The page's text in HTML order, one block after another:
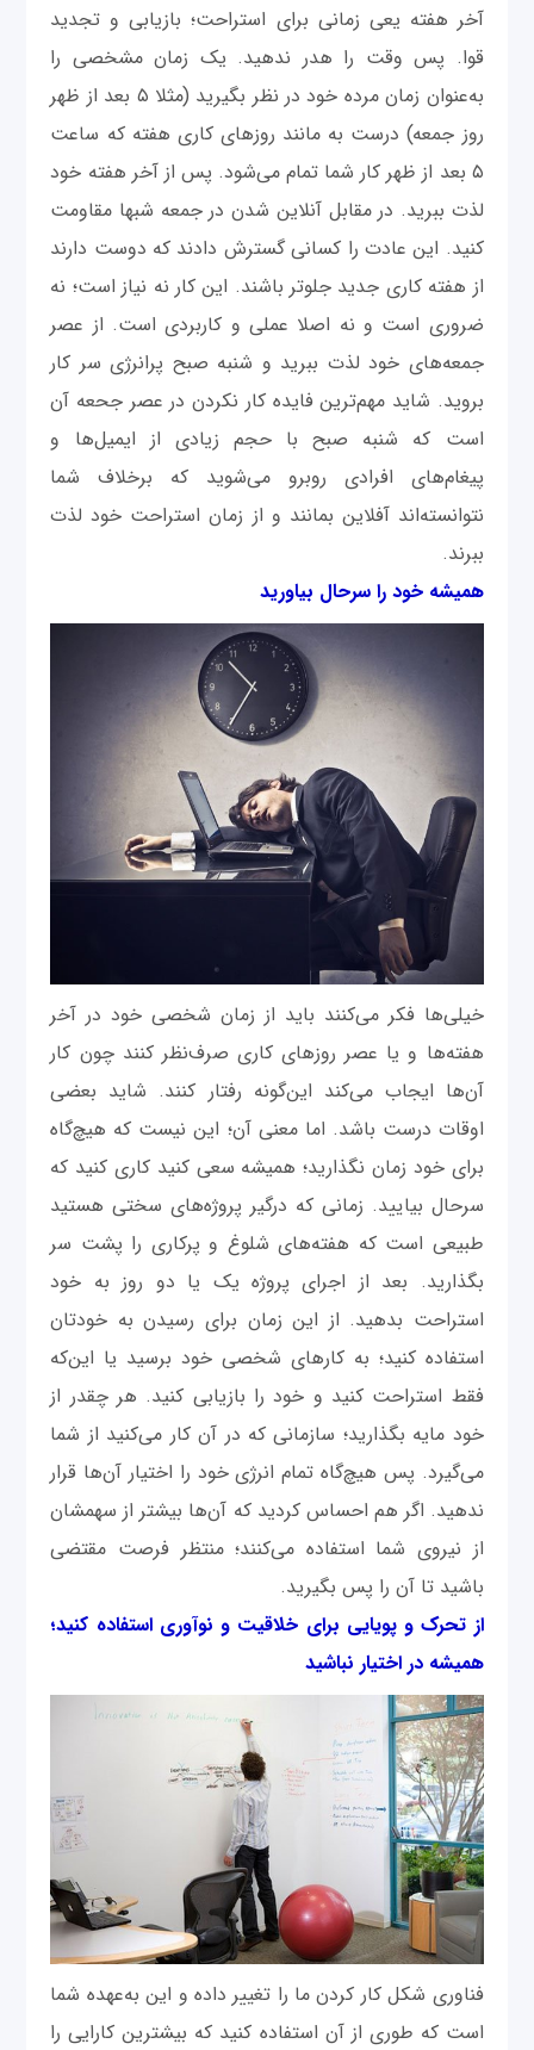
آخر هفته یعی زمانی برای استراحت؛ بازیابی و تجدید
قوا. پس وقت را هدر ندهید. یک زمان مشخصی را
به‌عنوان زمان مرده خود در نظر بگیرید (مثلا ۵ بعد از ظهر
روز جمعه) درست به مانند روزهای کاری هفته که ساعت
۵ بعد از ظهر کار شما تمام می‌شود. پس از آخر هفته خود
لذت ببرید. در مقابل آنلاین شدن در جمعه شبها مقاومت
کنید. این عادت را کسانی گسترش دادند که دوست دارند
از هفته کاری جدید جلوتر باشند. این کار نه نیاز است؛ نه
ضروری است و نه اصلا عملی و کاربردی است. از عصر
جمعه‌های خود لذت ببرید و شنبه صبح پرانرژی سر کار
بروید. شاید مهم‌ترین فایده کار نکردن در عصر جحعه آن
است که شنبه صبح با حجم زیادی از ایمیل‌ها و
پیغام‌های افرادی روبرو می‌شوید که برخلاف شما
نتوانسته‌اند آفلاین بمانند و از زمان استراحت خود لذت
ببرند.
همیشه خود را سرحال بیاورید
خیلی‌ها فکر می‌کنند باید از زمان شخصی خود در آخر
هفته‌ها و یا عصر روزهای کاری صرف‌نظر کنند چون کار
آن‌‌ها ایجاب می‌کند این‌گونه رفتار کنند. شاید بعضی
اوقات درست باشد. اما معنی آن؛ این نیست که هیچ‌گاه
برای خود زمان نگذارید؛ همیشه سعی کنید کاری کنید که
سرحال بیایید. زمانی که درگیر پروژه‌های سختی هستید
طبیعی است که هفته‌‌های شلوغ و پرکاری را پشت سر
بگذارید. بعد از اجرای پروژه یک یا دو روز به خود
استراحت بدهید. از این زمان برای رسیدن به خودتان
استفاده کنید؛ به کارهای شخصی خود برسید یا این‌که
فقط استراحت کنید و خود را بازیابی کنید. هر چقدر از
خود مایه بگذارید؛‌ سازمانی که در آن کار می‌کنید از شما
می‌گیرد. پس هیچ‌گاه تمام انرژی خود را اختیار آن‌ها قرار
ندهید. اگر هم احساس کردید که آن‌ها بیشتر از سهمشان
از نیروی شما استفاده می‌کنند؛ منتظر فرصت مقتضی
باشید تا آن را پس بگیرید.
از تحرک و پویایی برای خلاقیت و نوآوری استفاده کنید؛
همیشه در اختیار نباشید
فناوری شکل کار کردن ما را تغییر داده و این به‌عهده شما
است که طوری از آن استفاده کنید که بیشترین کارایی را